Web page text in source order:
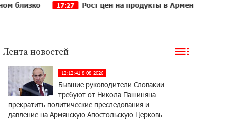
17:27 Рост цен на продукты в Армении ускорился до
Лента новостей
12:12:41 8-08-2026
Бывшие руководители Словакии
требуют от Никола Пашиняна
прекратить политические преследования и
давление на Армянскую Апостольскую Церковь